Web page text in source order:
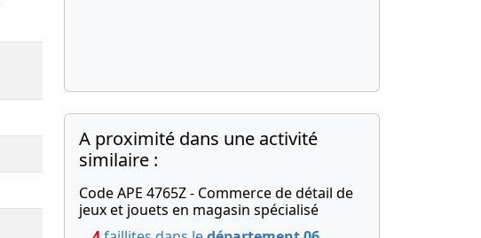
A proximité dans une activité
similaire :
Code APE 4765Z - Commerce de détail de
jeux et jouets en magasin spécialisé